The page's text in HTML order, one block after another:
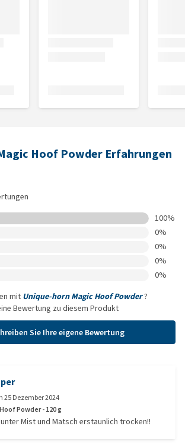
Hoof Powder Erfahrungen
100%
0%
0%
0%
0%
mit Unique-horn Magic Hoof Powder?
Bewertung zu diesem Produkt
Sie Ihre eigene Bewertung
25 Dezember 2024
Powder - 120 g
Mist und Matsch erstaunlich trocken!!